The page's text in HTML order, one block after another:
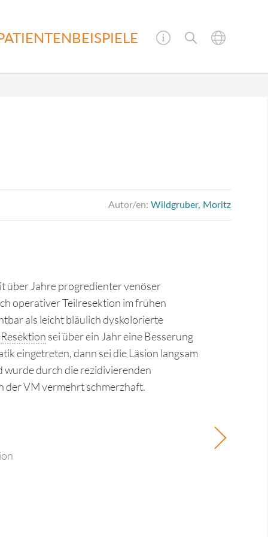
Autor/en: Wildgruber, Moritz
über Jahre progredienter venöser
operativer Teilresektion im frühen
als leicht bläulich dyskolorierte
Resektion sei über ein Jahr eine Besserung
eingetreten, dann sei die Läsion langsam
wurde durch die rezidivierenden
der VM vermehrt schmerzhaft.